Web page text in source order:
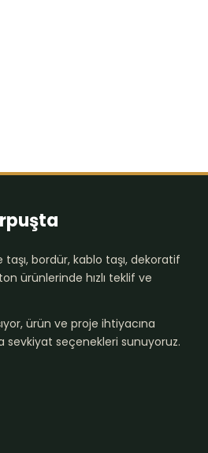
bordür, kablo taşı, dekoratif
ürünlerinde hızlı teklif ve
ürün ve proje ihtiyacına
seçenekleri sunuyoruz.